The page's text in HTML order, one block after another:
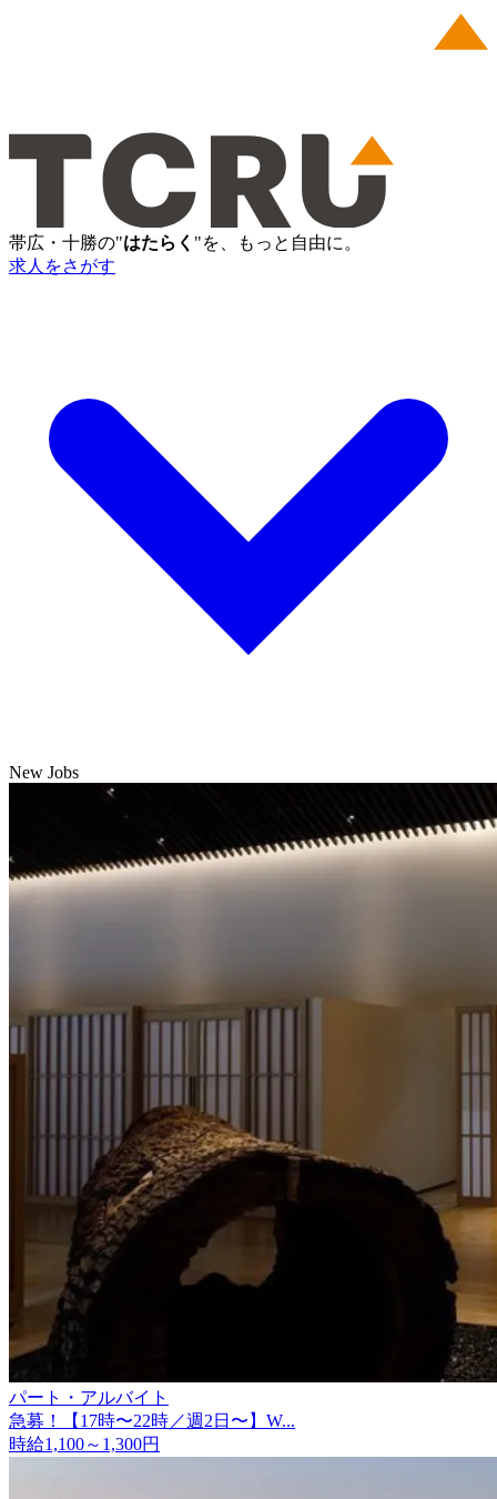
帯広・十勝の"はたらく "を、もっと自由に。
求人をさがす
New Jobs
パート・アルバイト
急募！【17時〜22時／週2日〜】W...
時給1,100～1,300円